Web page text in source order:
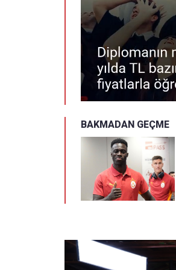
BAKMADAN GEÇME